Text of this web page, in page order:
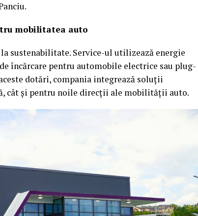
mobilitatea auto
sustenabilitate. Service-ul utilizează energie
încărcare pentru automobile electrice sau plug-
dotări, compania integrează soluții
cât și pentru noile direcții ale mobilității auto.